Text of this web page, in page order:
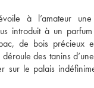
à l’amateur
introduit à un
de bois précieux
des tanins
sur le palais